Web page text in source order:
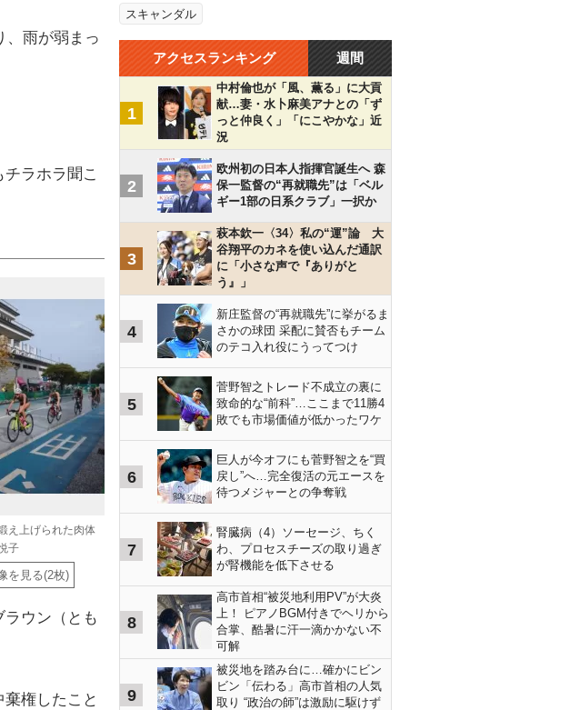
、雨が弱まっ
ラホラ聞こ
え上げられた肉体
子
を見る(2枚)
ウン（とも
権したこと
スキャンダル
アクセスランキング 週間
1
中村倫也が「風、薫る」に大貢
献…妻・水卜麻美アナとの「ず
っと仲良く」「にこやかな」近
況
2
欧州初の日本人指揮官誕生へ 森
保一監督の“再就職先”は「ベル
ギー1部の日系クラブ」一択か
3
萩本欽一〈34〉私の“運”論 大
谷翔平のカネを使い込んだ通訳
に「小さな声で『ありがと
う』」
4
新庄監督の“再就職先”に挙がるま
さかの球団 采配に賛否もチーム
のテコ入れ役にうってつけ
5
菅野智之トレード不成立の裏に
致命的な“前科”…ここまで11勝4
敗でも市場価値が低かったワケ
6
巨人が今オフにも菅野智之を“買
戻し”へ…完全復活の元エースを
待つメジャーとの争奪戦
7
腎臓病（4）ソーセージ、ちく
わ、プロセスチーズの取り過ぎ
が腎機能を低下させる
8
高市首相“被災地利用PV”が大炎
上！ ピアノBGM付きでヘリから
合掌、酷暑に汗一滴かかない不
可解
9
被災地を踏み台に…確かにビン
ビン「伝わる」高市首相の人気
取り “政治の師”は激励に駆けず